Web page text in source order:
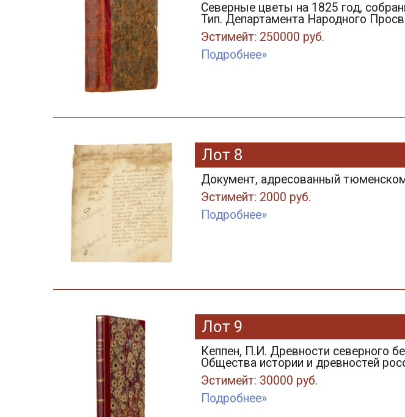
Северные цветы на 1825 год,
Тип. Департамента Народного
Эстимейт: 250000 руб.
Подробнее»
Лот 8
Документ, адресованный
Эстимейт: 2000 руб.
Подробнее»
Лот 9
Кеппен, П.И. Древности северного
Общества истории и древностей
Эстимейт: 30000 руб.
Подробнее»